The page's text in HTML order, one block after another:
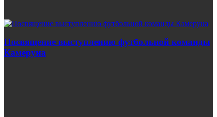
Посвящение выступлению футбольной команды
Камеруна